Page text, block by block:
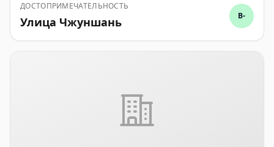
ДОСТОПРИМЕЧАТЕЛЬНОСТЬ
Улица Чжуншань B-